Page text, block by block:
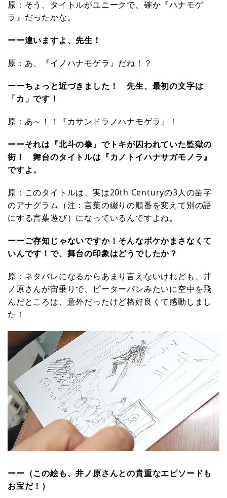
原：そう、タイトルがユニークで、確か『ハナモゲ
ラ』だったかな。
ーー違いますよ、先生！
原：あ、『イノハナモゲラ』だね！？
ーーちょっと近づきました！ 先生、最初の文字は
「カ」です！
原：あ～！！『カサンドラノハナモゲラ』！
ーーそれは『北斗の拳』でトキが囚われていた監獄の
街！ 舞台のタイトルは『カノトイハナサガモノラ』
ですよ。
原：このタイトルは、実は20th Centuryの3人の苗字
のアナグラム（注：言葉の綴りの順番を変えて別の語
にする言葉遊び）になっているんですよね。
ーーご存知じゃないですか！そんなボケかまさなくて
いんです！で、舞台の印象はどうでしたか？
原：ネタバレになるからあまり言えないけれども、井
ノ原さんが宙乗りで、ピーターパンみたいに空中を飛
んだところは、意外だったけど格好良くて感動しまし
た！
ーー（この絵も、井ノ原さんとの貴重なエピソードも
お宝だ！）